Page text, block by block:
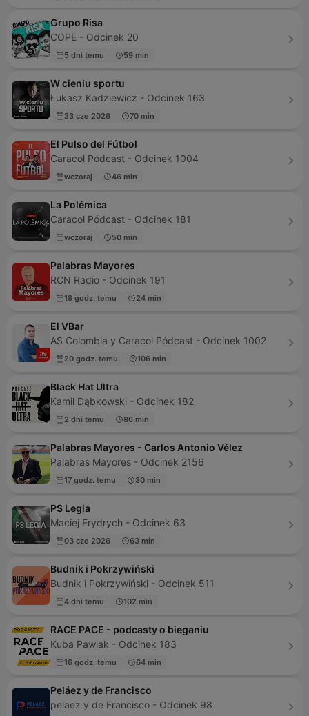
Grupo Risa
COPE - Odcinek 20
5 dni temu 59 min
W cieniu sportu
Łukasz Kadziewicz - Odcinek 163
23 cze 2026 70 min
El Pulso del Fútbol
Caracol Pódcast - Odcinek 1004
wczoraj 46 min
La Polémica
Caracol Pódcast - Odcinek 181
wczoraj 50 min
Palabras Mayores
RCN Radio - Odcinek 191
18 godz. temu 24 min
El VBar
AS Colombia y Caracol Pódcast - Odcinek 1002
20 godz. temu 106 min
Black Hat Ultra
Kamil Dąbkowski - Odcinek 182
2 dni temu 86 min
Palabras Mayores - Carlos Antonio Vélez
Palabras Mayores - Odcinek 2156
17 godz. temu 30 min
PS Legia
Maciej Frydrych - Odcinek 63
03 cze 2026 63 min
Budnik i Pokrzywiński
Budnik i Pokrzywiński - Odcinek 511
4 dni temu 102 min
RACE PACE - podcasty o bieganiu
Kuba Pawlak - Odcinek 183
16 godz. temu 64 min
Peláez y de Francisco
pelaez y de Francisco - Odcinek 98